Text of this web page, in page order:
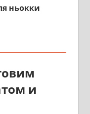
ньокки
и